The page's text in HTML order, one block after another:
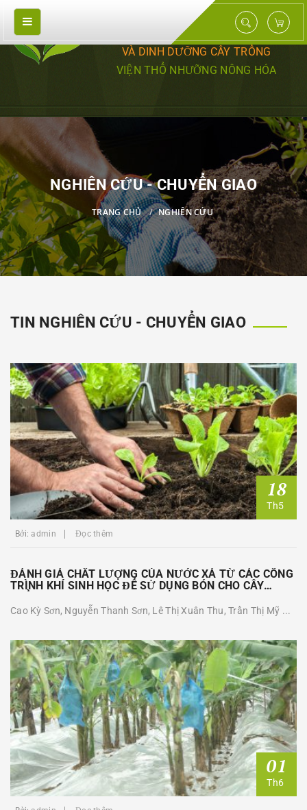
TRUNG TÂM NGHIÊN CỨU PHÂN BÓN
VÀ DINH DƯỠNG CÂY TRỒNG
VIỆN THỔ NHƯỠNG NÔNG HÓA
NGHIÊN CỨU - CHUYỂN GIAO
TRANG CHỦ NGHIÊN CỨU
TIN NGHIÊN CỨU - CHUYỂN GIAO
18
Th5
Bởi:admin Đọc thêm
ĐÁNH GIÁ CHẤT LƯỢNG CỦA NƯỚC XẢ TỪ CÁC CÔNG
TRÌNH KHÍ SINH HỌC ĐỂ SỬ DỤNG BÓN CHO CÂY
Cao Kỳ Sơn, Nguyễn Thanh Sơn, Lê Thị Xuân Thu, Trần Thị Mỹ ...
01
Th6